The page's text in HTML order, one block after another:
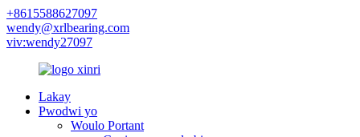
+8615588627097
wendy@xrlbearing.com
viv:wendy27097
Lakay
Pwodwi yo
Woulo Portant